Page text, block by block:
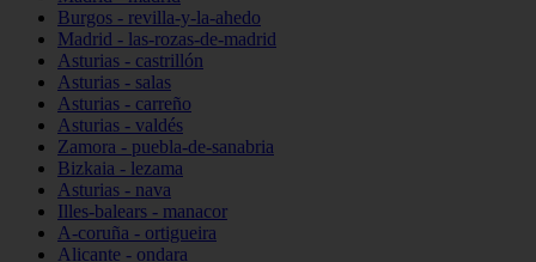
Burgos - revilla-y-la-ahedo
Madrid - las-rozas-de-madrid
Asturias - castrillón
Asturias - salas
Asturias - carreño
Asturias - valdés
Zamora - puebla-de-sanabria
Bizkaia - lezama
Asturias - nava
Illes-balears - manacor
A-coruña - ortigueira
Alicante - ondara